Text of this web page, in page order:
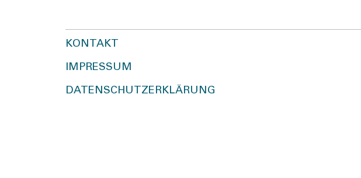
KONTAKT
IMPRESSUM
DATENSCHUTZERKLÄRUNG